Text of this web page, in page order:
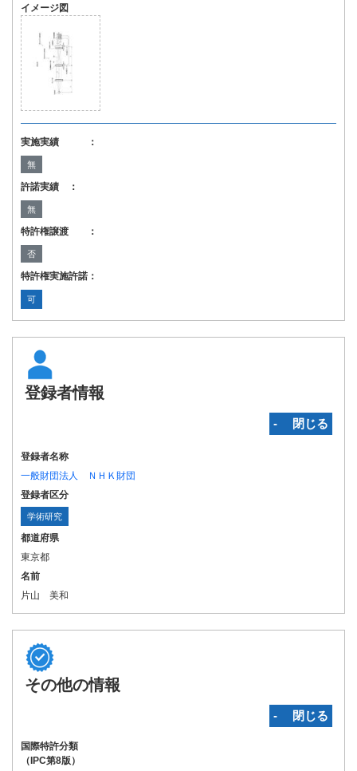
イメージ図
実施実績 ：
無
許諾実績 ：
無
特許権譲渡 ：
否
特許権実施許諾：
可
登録者情報
‐ 閉じる
登録者名称
一般財団法人 ＮＨＫ財団
登録者区分
学術研究
都道府県
東京都
名前
片山 美和
その他の情報
‐ 閉じる
国際特許分類
（IPC第8版）